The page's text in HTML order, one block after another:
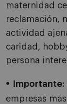
maternidad
reclamación,
actividad
caridad,
persona
empresas